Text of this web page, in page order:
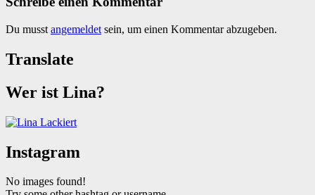
Du musst angemeldet sein, um einen Kommentar abzugeben.
Translate
Wer ist Lina?
Instagram
No images found!